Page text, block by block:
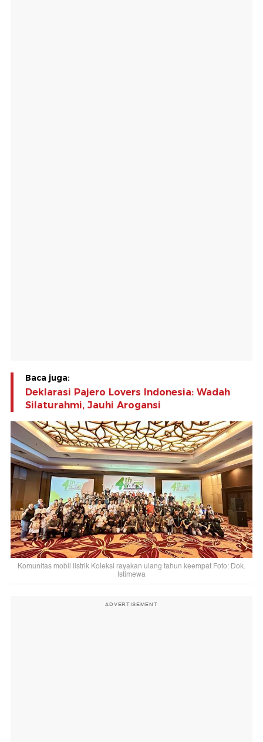
Baca juga:
Deklarasi Pajero Lovers Indonesia: Wadah
Silaturahmi, Jauhi Arogansi
Komunitas mobil listrik Koleksi rayakan ulang tahun keempat Foto: Dok.
Istimewa
ADVERTISEMENT